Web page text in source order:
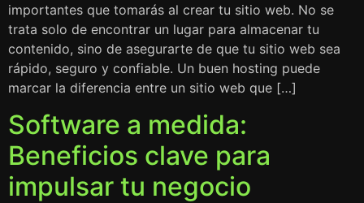
importantes que tomarás al crear tu sitio web. No se
trata solo de encontrar un lugar para almacenar tu
contenido, sino de asegurarte de que tu sitio web sea
rápido, seguro y confiable. Un buen hosting puede
marcar la diferencia entre un sitio web que […]
Software a medida:
Beneficios clave para
impulsar tu negocio